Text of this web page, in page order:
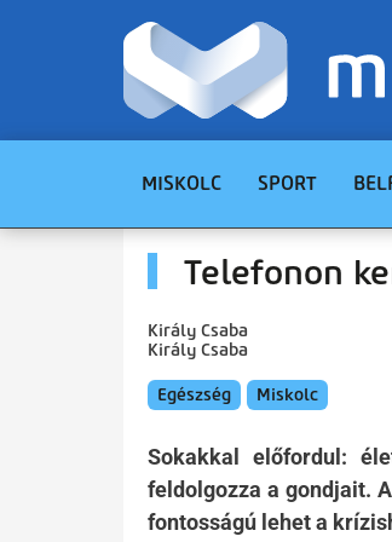
MISKOLC SPORT
Telefonon
Király Csaba
Király Csaba
Egészség Miskolc
Sokakkal előfordul:
feldolgozza a gondjait.
fontosságú lehet a